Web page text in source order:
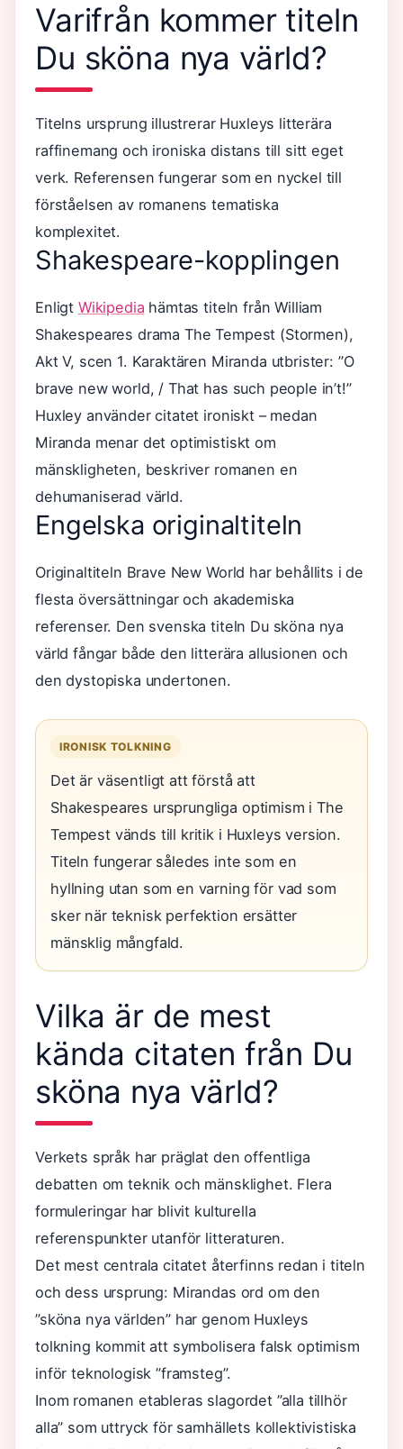
Varifrån kommer titeln
Du sköna nya värld?
Titelns ursprung illustrerar Huxleys litterära
raffinemang och ironiska distans till sitt eget
verk. Referensen fungerar som en nyckel till
förståelsen av romanens tematiska
komplexitet.
Shakespeare-kopplingen
Enligt Wikipedia hämtas titeln från William
Shakespeares drama The Tempest (Stormen),
Akt V, scen 1. Karaktären Miranda utbrister: ”O
brave new world, / That has such people in’t!”
Huxley använder citatet ironiskt – medan
Miranda menar det optimistiskt om
mänskligheten, beskriver romanen en
dehumaniserad värld.
Engelska originaltiteln
Originaltiteln Brave New World har behållits i de
flesta översättningar och akademiska
referenser. Den svenska titeln Du sköna nya
värld fångar både den litterära allusionen och
den dystopiska undertonen.
IRONISK TOLKNING
Det är väsentligt att förstå att
Shakespeares ursprungliga optimism i The
Tempest vänds till kritik i Huxleys version.
Titeln fungerar således inte som en
hyllning utan som en varning för vad som
sker när teknisk perfektion ersätter
mänsklig mångfald.
Vilka är de mest
kända citaten från Du
sköna nya värld?
Verkets språk har präglat den offentliga
debatten om teknik och mänsklighet. Flera
formuleringar har blivit kulturella
referenspunkter utanför litteraturen.
Det mest centrala citatet återfinns redan i titeln
och dess ursprung: Mirandas ord om den
”sköna nya världen” har genom Huxleys
tolkning kommit att symbolisera falsk optimism
inför teknologisk ”framsteg”.
Inom romanen etableras slagordet ”alla tillhör
alla” som uttryck för samhällets kollektivistiska